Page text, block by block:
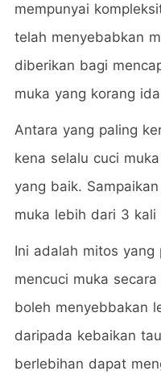
mempunyai
telah menyebabkan
diberikan bagi
muka yang korang
Antara yang paling
kena selalu cuci
yang baik.
muka lebih dari 3 kali
Ini adalah mitos yang
mencuci muka
boleh menyebbakan
daripada kebaikan
berlebihan dapat